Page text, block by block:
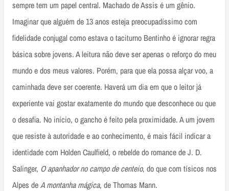
sempre tem um papel central. Machado de Assis é um gênio.
Imaginar que alguém de 13 anos esteja preocupadíssimo com
fidelidade conjugal como estava o taciturno Bentinho é ignorar regra
básica sobre jovens. A leitura não deve ser apenas o reforço do meu
mundo e dos meus valores. Porém, para que ela possa alçar voo, a
caminhada deve ser coerente. Haverá um dia em que o leitor já
experiente vai gostar exatamente do mundo que desconhece ou que
o desafia. No início, o gancho é feito pela proximidade. A um jovem
que resiste à autoridade e ao conhecimento, é mais fácil indicar a
identidade com Holden Caulfield, o rebelde do romance de J. D.
Salinger, O apanhador no campo de centeio, do que com tísicos nos
Alpes deA montanha mágica, de Thomas Mann.